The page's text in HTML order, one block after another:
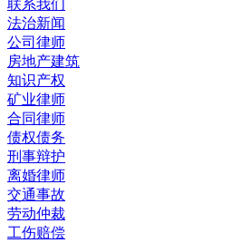
联系我们
法治新闻
公司律师
房地产建筑
知识产权
矿业律师
合同律师
债权债务
刑事辩护
离婚律师
交通事故
劳动仲裁
工伤赔偿